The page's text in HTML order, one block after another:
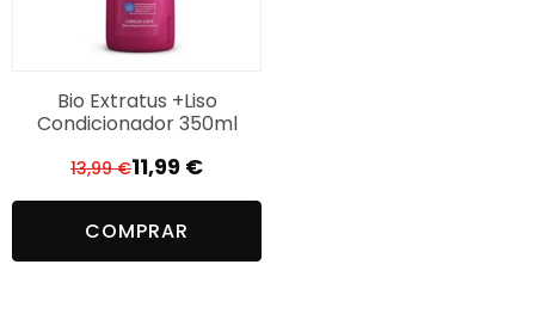
Bio Extratus +Liso
Condicionador 350ml
13,99€O
preço
original
era:
11,99 €
O
preço
atual
é:
COMPRAR